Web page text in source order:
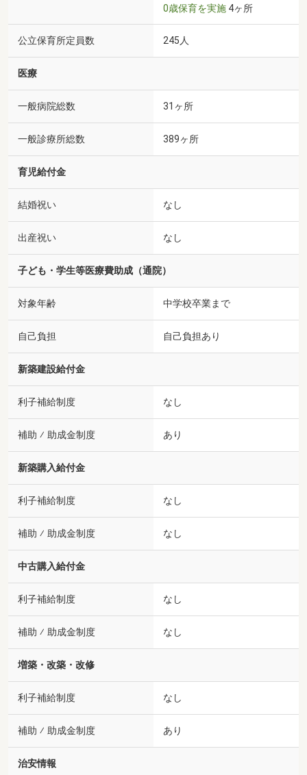
0歳保育を実施 4ヶ所
公立保育所定員数 245人
医療
一般病院総数 31ヶ所
一般診療所総数 389ヶ所
育児給付金
結婚祝い なし
出産祝い なし
子ども・学生等医療費助成（通院）
対象年齢 中学校卒業まで
自己負担 自己負担あり
新築建設給付金
利子補給制度 なし
補助 ⁄ 助成金制度 あり
新築購入給付金
利子補給制度 なし
補助 ⁄ 助成金制度 なし
中古購入給付金
利子補給制度 なし
補助 ⁄ 助成金制度 なし
増築・改築・改修
利子補給制度 なし
補助 ⁄ 助成金制度 あり
治安情報